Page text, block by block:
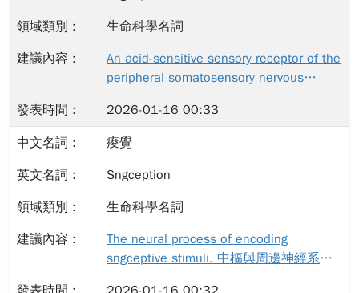
生命科學名詞
An acid-sensitive sensory receptor of the
peripheral somatosensory nervous
and encoding sngceptive stimuli. 對酸性
或機械性刺激具感受性，能將痠刺激轉換
2026-01-16 00:33
痠覺
Sngception
生命科學名詞
The neural process of encoding
sngceptive stimuli. 中樞與周邊神經系統